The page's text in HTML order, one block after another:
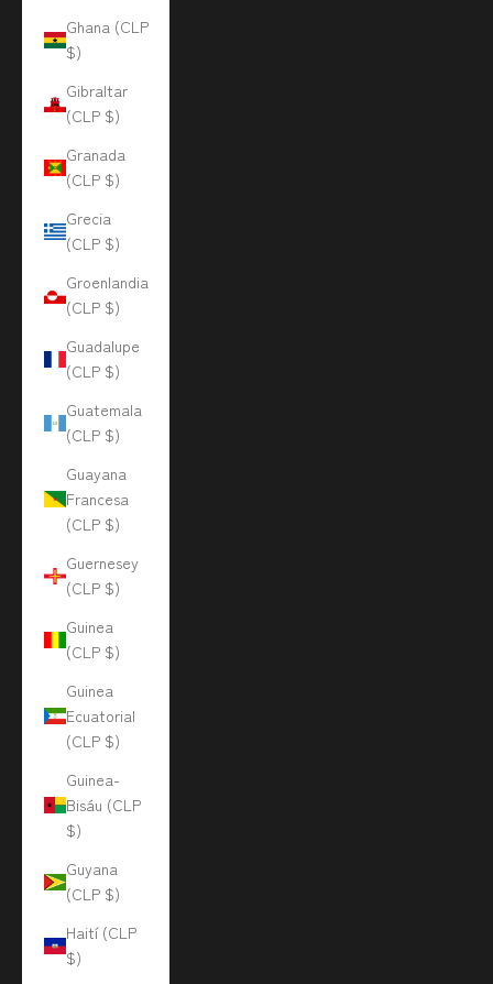
Ghana (CLP
$)
Gibraltar
(CLP $)
Granada
(CLP $)
Grecia
(CLP $)
Groenlandia
(CLP $)
Guadalupe
(CLP $)
Guatemala
(CLP $)
Guayana
Francesa
(CLP $)
Guernesey
(CLP $)
Guinea
(CLP $)
Guinea
Ecuatorial
(CLP $)
Guinea-
Bisáu (CLP
$)
Guyana
(CLP $)
Haití (CLP
$)